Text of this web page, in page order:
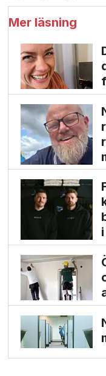
Mer läsning